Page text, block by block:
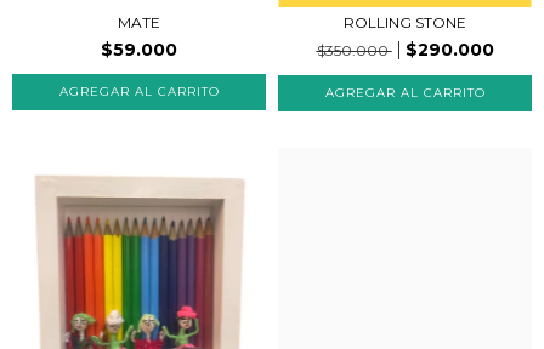
MATE
$59.000
ROLLING STONE
$350.000
$290.000